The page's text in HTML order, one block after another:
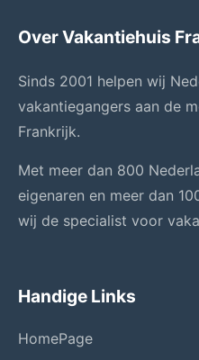
Over Vakantiehuis
Sinds 2001 helpen wij
vakantiegangers aan de
Frankrijk.
Met meer dan 800
eigenaren en meer dan
wij de specialist voor
Handige Links
HomePage